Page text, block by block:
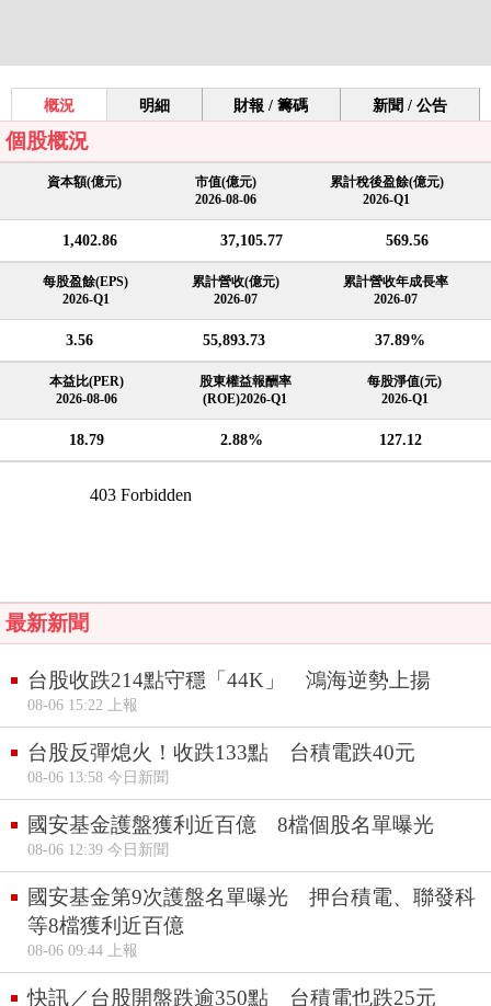
概況 明細 財報 / 籌碼 新聞 / 公告
個股概況
資本額(億元)
市值(億元)
2026-08-06
累計稅後盈餘(億元)
2026-Q1
1,402.86 37,105.77 569.56
每股盈餘(EPS)
2026-Q1
累計營收(億元)
2026-07
累計營收年成長率
2026-07
3.56 55,893.73 37.89%
本益比(PER)
2026-08-06
股東權益報酬率
(ROE)2026-Q1
每股淨值(元)
2026-Q1
18.79 2.88% 127.12
最新新聞
台股收跌214點守穩「44K」 鴻海逆勢上揚
08-06 15:22 上報
台股反彈熄火！收跌133點 台積電跌40元
08-06 13:58 今日新聞
國安基金護盤獲利近百億 8檔個股名單曝光
08-06 12:39 今日新聞
國安基金第9次護盤名單曝光 押台積電、聯發科
等8檔獲利近百億
08-06 09:44 上報
快訊／台股開盤跌逾350點 台積電也跌25元